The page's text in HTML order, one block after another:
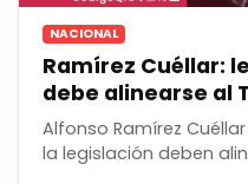
NACIONAL
Ramírez Cuéllar:
debe alinearse al
Alfonso Ramírez
la legislación deben